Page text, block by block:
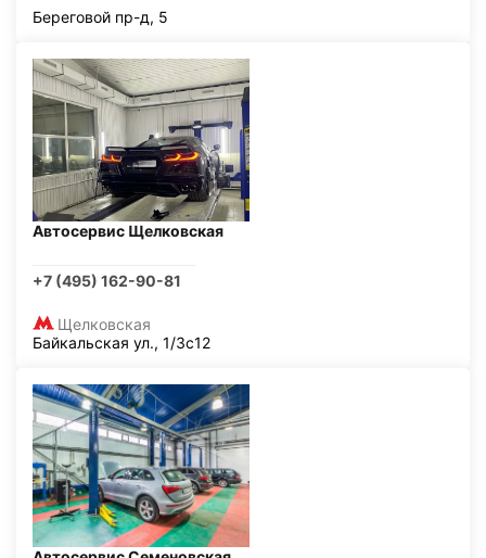
Береговой пр-д, 5
Автосервис Щелковская
+7 (495) 162-90-81
Щелковская
Байкальская ул., 1/3с12